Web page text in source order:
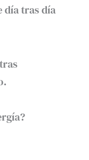
día tras día